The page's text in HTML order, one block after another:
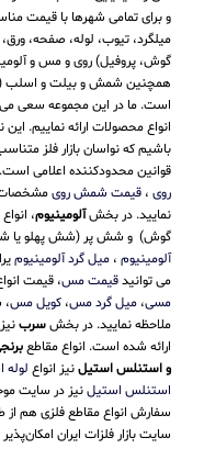
و برای تمامی شهرها با قیمت
میلگرد، تیوب، لوله، صفحه،
گوش، پروفیل) روی و مس و
همچنین شمش و بیلت و اسلب
است. ما در این مجموعه سعی
انواع محصولات ارائه نماییم.
باشیم که نواسان بازار فلز
قوانین محدودکننده اعلامی
روی ، قیمت شمش روی
نمایید. در بخشآلومینیوم، انواع
گوش) و شش پر (شش پهلو یا
آلومینیوم ، میل گرد آلومینیوم
می توانیدقیمت مس، قیمت
مسی، میل گرد مس، کویل مس
ملاحظه نمایید. در بخشسرب
ارائه شده است. انواع مقاطع
و استنلس استیلنیز انواع
استنلس استیلنیز در سایت
سفارش انواع مقاطع فلزی هم از
سایت بازار فلزات ایران